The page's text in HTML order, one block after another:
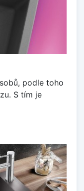
podle toho
S tím je